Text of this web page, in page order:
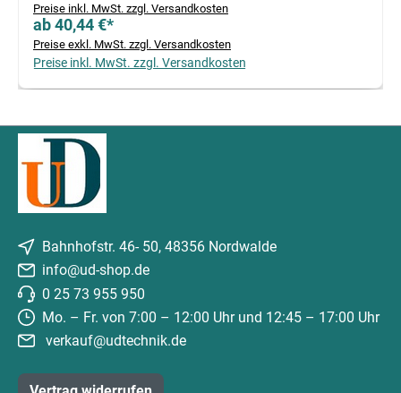
Preise inkl. MwSt. zzgl. Versandkosten
ab 40,44 €*
Preise exkl. MwSt. zzgl. Versandkosten
Preise inkl. MwSt. zzgl. Versandkosten
Bahnhofstr. 46- 50, 48356 Nordwalde
info@ud-shop.de
0 25 73 955 950
Mo. – Fr. von 7:00 – 12:00 Uhr und 12:45 – 17:00 Uhr
verkauf@udtechnik.de